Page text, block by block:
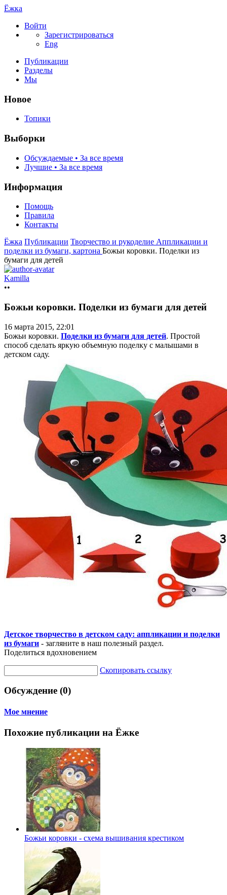
Ёжка
Войти
Зарегистрироваться
Eng
Публикации
Разделы
Мы
Новое
Топики
Выборки
Обсуждаемые • За все время
Лучшие • За все время
Информация
Помощь
Правила
Контакты
Ёжка Публикации Творчество и рукоделие Аппликации и
поделки из бумаги, картона Божьи коровки. Поделки из
бумаги для детей
Kamilla
••
Божьи коровки. Поделки из бумаги для детей
16 марта 2015, 22:01
Божьи коровки. Поделки из бумаги для детей. Простой
способ сделать яркую объемную поделку с малышами в
детском саду.
Детское творчество в детском саду: аппликации и поделки
из бумаги - загляните в наш полезный раздел.
Поделиться вдохновением
Скопировать ссылку
Обсуждение (0)
Мое мнение
Похожие публикации на Ёжке
Божьи коровки - схема вышивания крестиком